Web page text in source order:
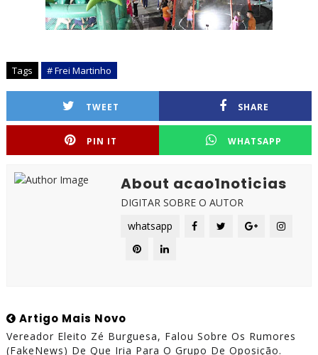
Tags # Frei Martinho
TWEET SHARE
PIN IT WHATSAPP
About acao1noticias
DIGITAR SOBRE O AUTOR
whatsapp
Artigo Mais Novo
Vereador Eleito Zé Burguesa, Falou Sobre Os Rumores
(FakeNews) De Que Iria Para O Grupo De Oposição.